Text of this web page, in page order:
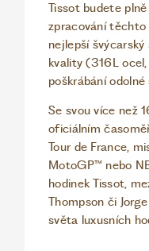
Tissot budete
zpracování těchto
nejlepší
kvality (316L
poškrábání
Se svou více než
oficiálním
Tour de France,
MotoGP™ nebo
hodinek Tissot,
Thompson či
světa luxusních